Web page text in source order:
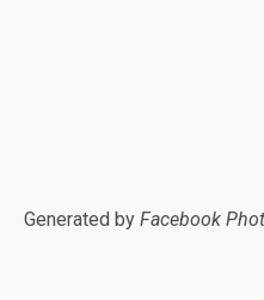
Generated by Facebook